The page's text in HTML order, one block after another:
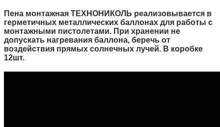
Пена монтажная ТЕХНОНИКОЛЬ реализовывается в
герметичных металлических баллонах для работы с
монтажными пистолетами. При хранении не
допускать нагревания баллона, беречь от
воздействия прямых солнечных лучей. В коробке
12шт.